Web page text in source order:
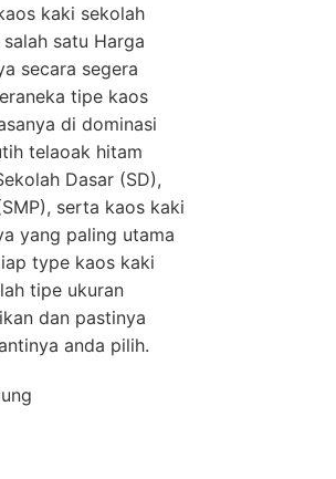
kaki sekolah
satu Harga
secara segera
tipe kaos
di dominasi
telaoak hitam
Dasar (SD),
serta kaos kaki
yang paling utama
type kaos kaki
tipe ukuran
dan pastinya
anda pilih.